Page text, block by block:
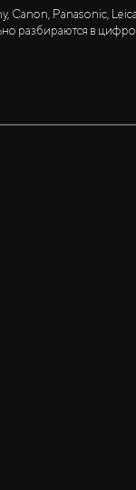
Panasonic,
разбираются в